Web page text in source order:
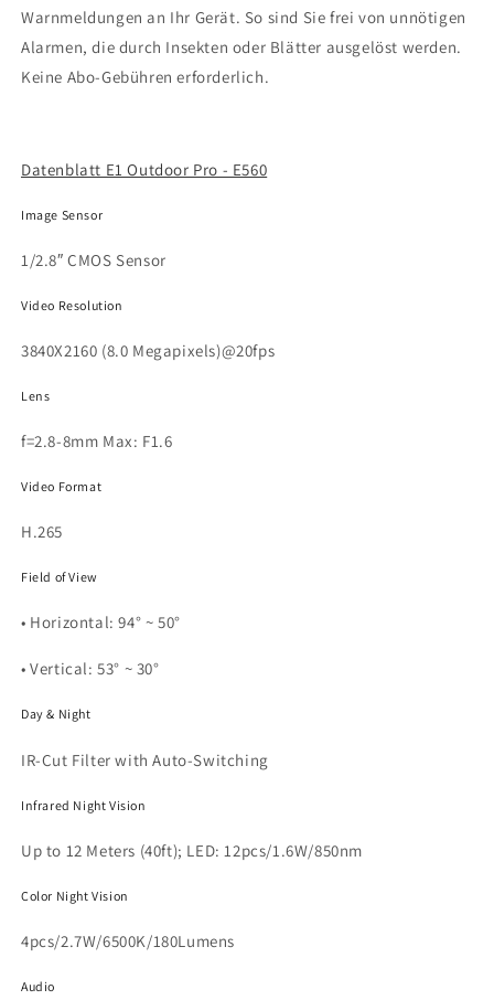
Warnmeldungen an Ihr Gerät. So sind Sie frei von unnötigen
Alarmen, die durch Insekten oder Blätter ausgelöst werden.
Keine Abo-Gebühren erforderlich.
Datenblatt E1 Outdoor Pro - E560
Image Sensor
1/2.8″ CMOS Sensor
Video Resolution
3840X2160 (8.0 Megapixels)@20fps
Lens
f=2.8-8mm Max: F1.6
Video Format
H.265
Field of View
• Horizontal: 94° ~ 50°
• Vertical: 53° ~ 30°
Day & Night
IR-Cut Filter with Auto-Switching
Infrared Night Vision
Up to 12 Meters (40ft); LED: 12pcs/1.6W/850nm
Color Night Vision
4pcs/2.7W/6500K/180Lumens
Audio